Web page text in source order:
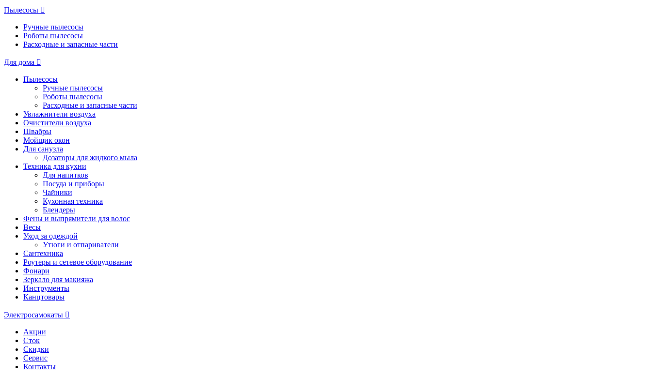
Пылесосы
Ручные пылесосы
Роботы пылесосы
Расходные и запасные части
Для дома
Пылесосы
Ручные пылесосы
Роботы пылесосы
Расходные и запасные части
Увлажнители воздуха
Очистители воздуха
Швабры
Мойщик окон
Для санузла
Дозаторы для жидкого мыла
Техника для кухни
Для напитков
Посуда и приборы
Чайники
Кухонная техника
Блендеры
Фены и выпрямители для волос
Весы
Уход за одеждой
Утюги и отпариватели
Сантехника
Роутеры и сетевое оборудование
Фонари
Зеркало для макияжа
Инструменты
Канцтовары
Электросамокаты
Акции
Сток
Скидки
Сервис
Контакты